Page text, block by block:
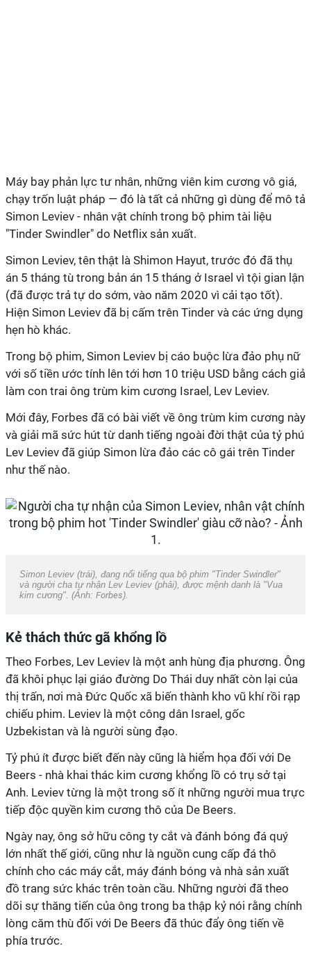
Máy bay phản lực tư nhân, những viên kim cương vô giá,
chạy trốn luật pháp — đó là tất cả những gì dùng để mô tả
Simon Leviev - nhân vật chính trong bộ phim tài liệu
"Tinder Swindler" do Netflix sản xuất.
Simon Leviev, tên thật là Shimon Hayut, trước đó đã thụ
án 5 tháng tù trong bản án 15 tháng ở Israel vì tội gian lận
(đã được trả tự do sớm, vào năm 2020 vì cải tạo tốt).
Hiện Simon Leviev đã bị cấm trên Tinder và các ứng dụng
hẹn hò khác.
Trong bộ phim, Simon Leviev bị cáo buộc lừa đảo phụ nữ
với số tiền ước tính lên tới hơn 10 triệu USD bằng cách giả
làm con trai ông trùm kim cương Israel, Lev Leviev.
Mới đây, Forbes đã có bài viết về ông trùm kim cương này
và giải mã sức hút từ danh tiếng ngoài đời thật của tỷ phú
Lev Leviev đã giúp Simon lừa đảo các cô gái trên Tinder
như thế nào.
Simon Leviev (trái), đang nổi tiếng qua bộ phim "Tinder Swindler"
và người cha tự nhận Lev Leviev (phải), được mệnh danh là "Vua
kim cương". (Ảnh: Forbes).
Kẻ thách thức gã khổng lồ
Theo Forbes, Lev Leviev là một anh hùng địa phương. Ông
đã khôi phục lại giáo đường Do Thái duy nhất còn lại của
thị trấn, nơi mà Đức Quốc xã biến thành kho vũ khí rồi rạp
chiếu phim. Leviev là một công dân Israel, gốc
Uzbekistan và là người sùng đạo.
Tỷ phú ít được biết đến này cũng là hiểm họa đối với De
Beers - nhà khai thác kim cương khổng lồ có trụ sở tại
Anh. Leviev từng là một trong số ít những người mua trực
tiếp độc quyền kim cương thô của De Beers.
Ngày nay, ông sở hữu công ty cắt và đánh bóng đá quý
lớn nhất thế giới, cũng như là nguồn cung cấp đá thô
chính cho các máy cắt, máy đánh bóng và nhà sản xuất
đồ trang sức khác trên toàn cầu. Những người đã theo
dõi sự thăng tiến của ông trong ba thập kỷ nói rằng chính
lòng căm thù đối với De Beers đã thúc đẩy ông tiến về
phía trước.